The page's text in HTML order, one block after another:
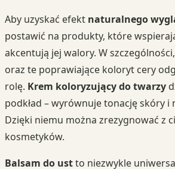
Aby uzyskać efekt naturalnego
postawić na produkty, które
akcentują jej walory. W
oraz te poprawiające koloryt cery
rolę. Krem koloryzujący do twarzy
podkład – wyrównuje tonację skóry i
Dzięki niemu można zrezygnować z
kosmetyków.
Balsam do ustto niezwykle